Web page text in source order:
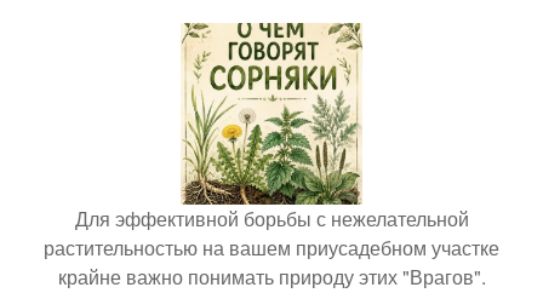
Для эффективной борьбы с нежелательной
растительностью на вашем приусадебном участке
крайне важно понимать природу этих "Врагов".